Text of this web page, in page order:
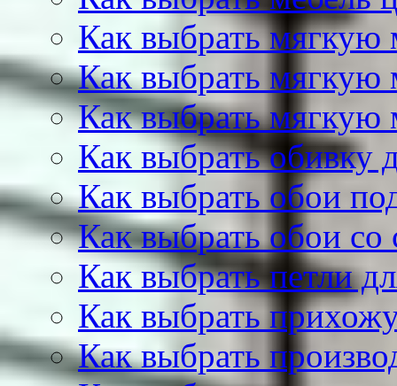
Как выбрать мягкую
Как выбрать мягкую
Как выбрать мягкую
Как выбрать обивку
Как выбрать обои
Как выбрать обои со
Как выбрать петли
Как выбрать
Как выбрать